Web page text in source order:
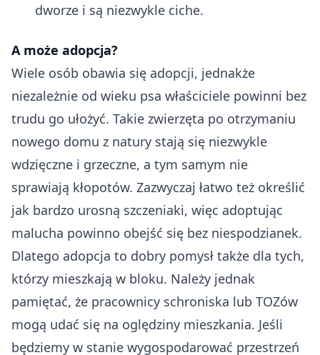
dworze i są niezwykle ciche.
A może adopcja?
Wiele osób obawia się adopcji, jednakże
niezależnie od wieku psa właściciele powinni bez
trudu go ułożyć. Takie zwierzęta po otrzymaniu
nowego domu z natury stają się niezwykle
wdzięczne i grzeczne, a tym samym nie
sprawiają kłopotów. Zazwyczaj łatwo też określić
jak bardzo urosną szczeniaki, więc adoptując
malucha powinno obejść się bez niespodzianek.
Dlatego adopcja to dobry pomysł także dla tych,
którzy mieszkają w bloku. Należy jednak
pamiętać, że pracownicy schroniska lub TOZów
mogą udać się na oględziny mieszkania. Jeśli
będziemy w stanie wygospodarować przestrzeń